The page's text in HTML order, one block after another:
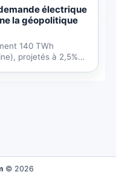
électrique
la géopolitique
140 TWh
projetés à 2,5%
© 2026